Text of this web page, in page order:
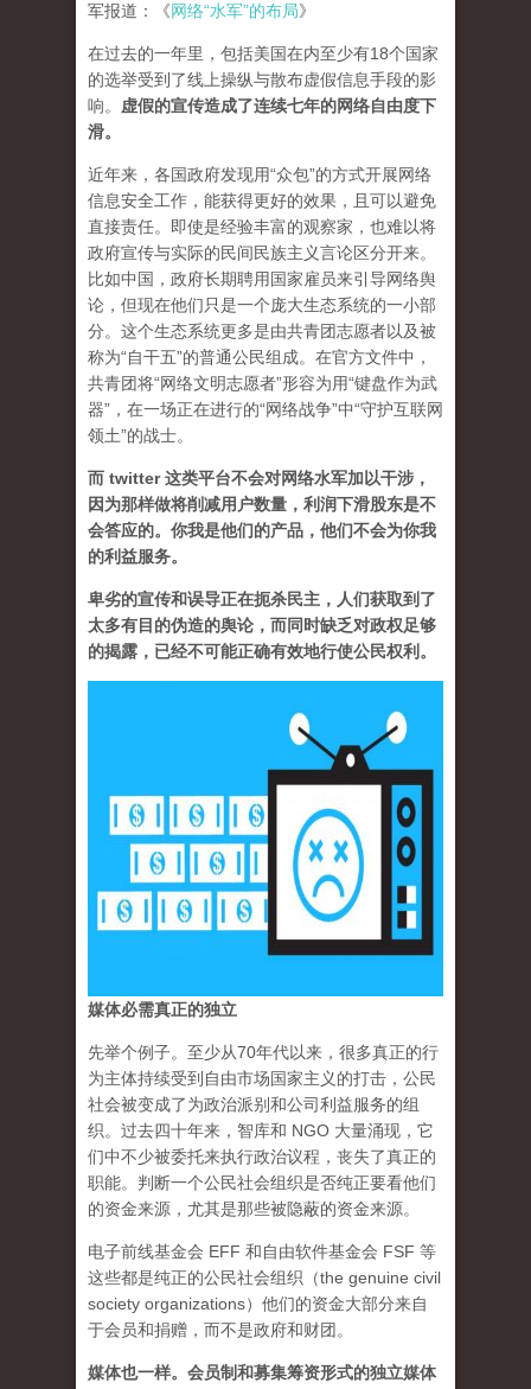
军报道：《网络“水军”的布局》
在过去的一年里，包括美国在内至少有18个国家
的选举受到了线上操纵与散布虚假信息手段的影
响。 虚假的宣传造成了连续七年的网络自由度下
滑。
近年来，各国政府发现用“众包”的方式开展网络
信息安全工作，能获得更好的效果，且可以避免
直接责任。即使是经验丰富的观察家，也难以将
政府宣传与实际的民间民族主义言论区分开来。
比如中国，政府长期聘用国家雇员来引导网络舆
论，但现在他们只是一个庞大生态系统的一小部
分。这个生态系统更多是由共青团志愿者以及被
称为“自干五”的普通公民组成。在官方文件中，
共青团将“网络文明志愿者”形容为用“键盘作为武
器”，在一场正在进行的“网络战争”中“守护互联网
领土”的战士。
而 twitter 这类平台不会对网络水军加以干涉，
因为那样做将削减用户数量，利润下滑股东是不
会答应的。你我是他们的产品，他们不会为你我
的利益服务。
卑劣的宣传和误导正在扼杀民主，人们获取到了
太多有目的伪造的舆论，而同时缺乏对政权足够
的揭露，已经不可能正确有效地行使公民权利。
媒体必需真正的独立
先举个例子。至少从70年代以来，很多真正的行
为主体持续受到自由市场国家主义的打击，公民
社会被变成了为政治派别和公司利益服务的组
织。过去四十年来，智库和 NGO 大量涌现，它
们中不少被委托来执行政治议程，丧失了真正的
职能。判断一个公民社会组织是否纯正要看他们
的资金来源，尤其是那些被隐蔽的资金来源。
电子前线基金会 EFF 和自由软件基金会 FSF 等
这些都是纯正的公民社会组织（the genuine civil
society organizations）他们的资金大部分来自
于会员和捐赠，而不是政府和财团。
媒体也一样。会员制和募集筹资形式的独立媒体